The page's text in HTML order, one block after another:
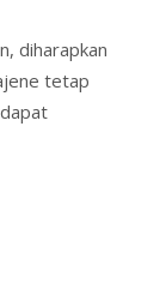
diharapkan
tetap